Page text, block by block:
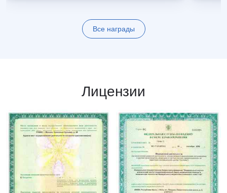
Все награды
Лицензии